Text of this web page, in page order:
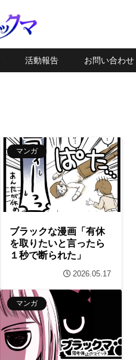
活動報告 お問い合わせ
マンガ
ブラックな漫画「有休
を取りたいと言ったら
１秒で断られた」
2026.05.17
マンガ